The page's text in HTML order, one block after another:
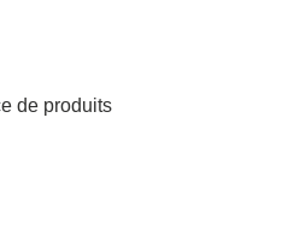
de produits